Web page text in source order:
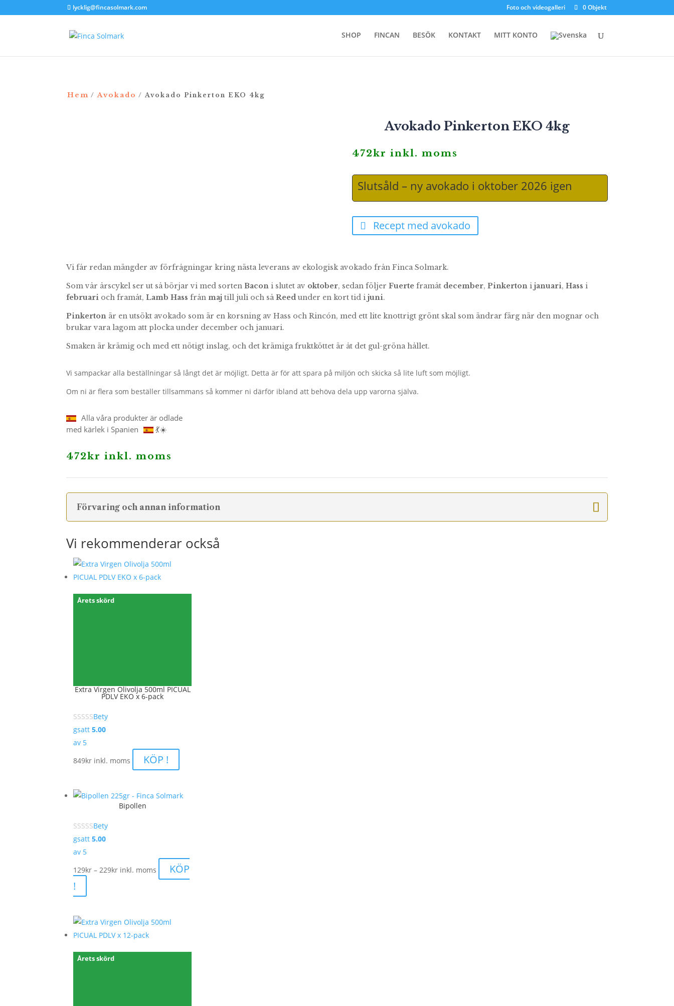
lycklig@fincasolmark.com Foto och videogalleri 0 Objekt
SHOP FINCAN BESÖK KONTAKT MITT KONTO
Hem / Avokado / Avokado Pinkerton EKO 4kg
Avokado Pinkerton EKO 4kg
472kr inkl. moms
Slutsåld – ny avokado i oktober 2026 igen
Recept med avokado
Vi får redan mängder av förfrågningar kring nästa leverans av ekologisk avokado från Finca Solmark.
Som vår årscykel ser ut så börjar vi med sorten Bacon i slutet av oktober, sedan följer Fuerte framåt december, Pinkerton i januari, Hass i
februari och framåt, Lamb Hass från maj till juli och såReed under en kort tid i juni.
Pinkerton är en utsökt avokado som är en korsning av Hass och Rincón, med ett lite knottrigt grönt skal som ändrar färg när den mognar och
brukar vara lagom att plocka under december och januari.
Smaken är krämig och med ett nötigt inslag, och det krämiga fruktköttet är åt det gul-gröna hållet.
Vi sampackar alla beställningar så långt det är möjligt. Detta är för att spara på miljön och skicka så lite luft som möjligt.
Om ni är flera som beställer tillsammans så kommer ni därför ibland att behöva dela upp varorna själva.
Alla våra produkter är odlade
med kärlek i Spanien
💃☀️
472kr inkl. moms
Förvaring och annan information
Vi rekommenderar också
Årets skörd
Extra Virgen Olivolja 500ml PICUAL
PDLV EKO x 6-pack
Bety
gsatt 5.00
av 5
849kr inkl. moms KÖP !
Bipollen
Bety
gsatt 5.00
av 5
129kr – 229krPrisintervall:
inkl. moms
KÖP
!
Årets skörd